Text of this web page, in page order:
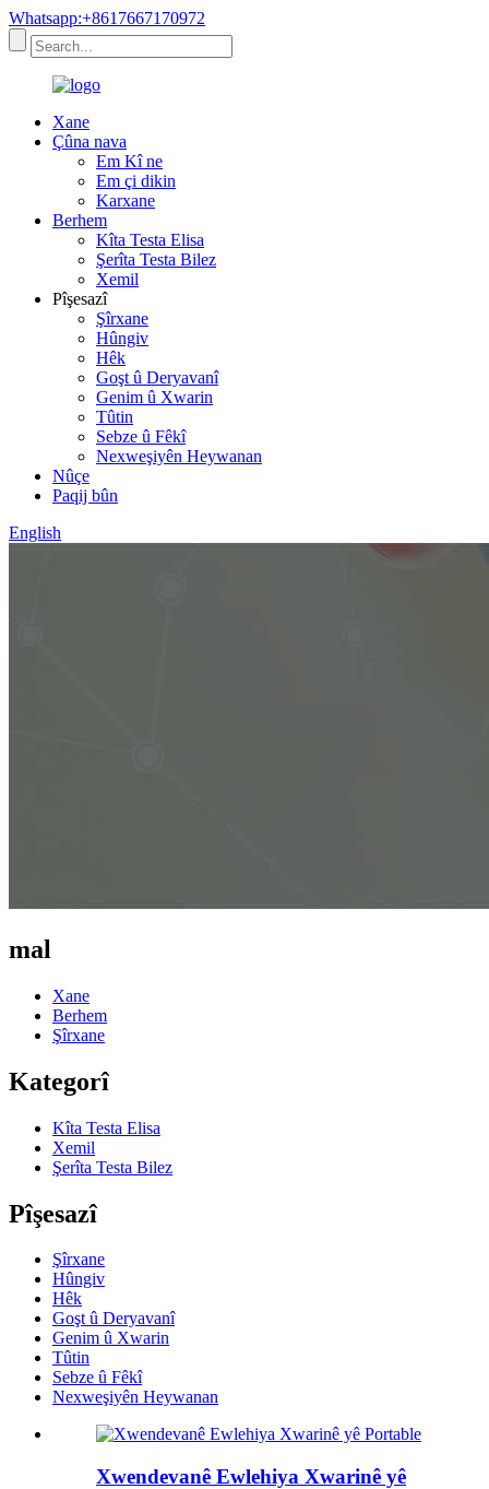
Whatsapp:+8617667170972
Xane
Çûna nava
Em Kî ne
Em çi dikin
Karxane
Berhem
Kîta Testa Elisa
Şerîta Testa Bilez
Xemil
Pîşesazî
Şîrxane
Hûngiv
Hêk
Goşt û Deryavanî
Genim û Xwarin
Tûtin
Sebze û Fêkî
Nexweşiyên Heywanan
Nûçe
Paqij bûn
English
mal
Xane
Berhem
Şîrxane
Kategorî
Kîta Testa Elisa
Xemil
Şerîta Testa Bilez
Pîşesazî
Şîrxane
Hûngiv
Hêk
Goşt û Deryavanî
Genim û Xwarin
Tûtin
Sebze û Fêkî
Nexweşiyên Heywanan
Xwendevanê Ewlehiya Xwarinê yê